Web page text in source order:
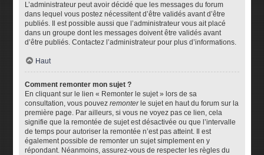
L’administrateur peut avoir décidé que les messages du forum
dans lequel vous postez nécessitent d’être validés avant d’être
publiés. Il est possible aussi que l’administrateur vous ait placé
dans un groupe dont les messages doivent être validés avant
d’être publiés. Contactez l’administrateur pour plus d’informations.
Haut
Comment remonter mon sujet ?
En cliquant sur le lien « Remonter le sujet » lors de sa
consultation, vous pouvezremonterle sujet en haut du forum sur la
première page. Par ailleurs, si vous ne voyez pas ce lien, cela
signifie que la remontée de sujet est désactivée ou que l’intervalle
de temps pour autoriser la remontée n’est pas atteint. Il est
également possible de remonter un sujet simplement en y
répondant. Néanmoins, assurez-vous de respecter les règles du